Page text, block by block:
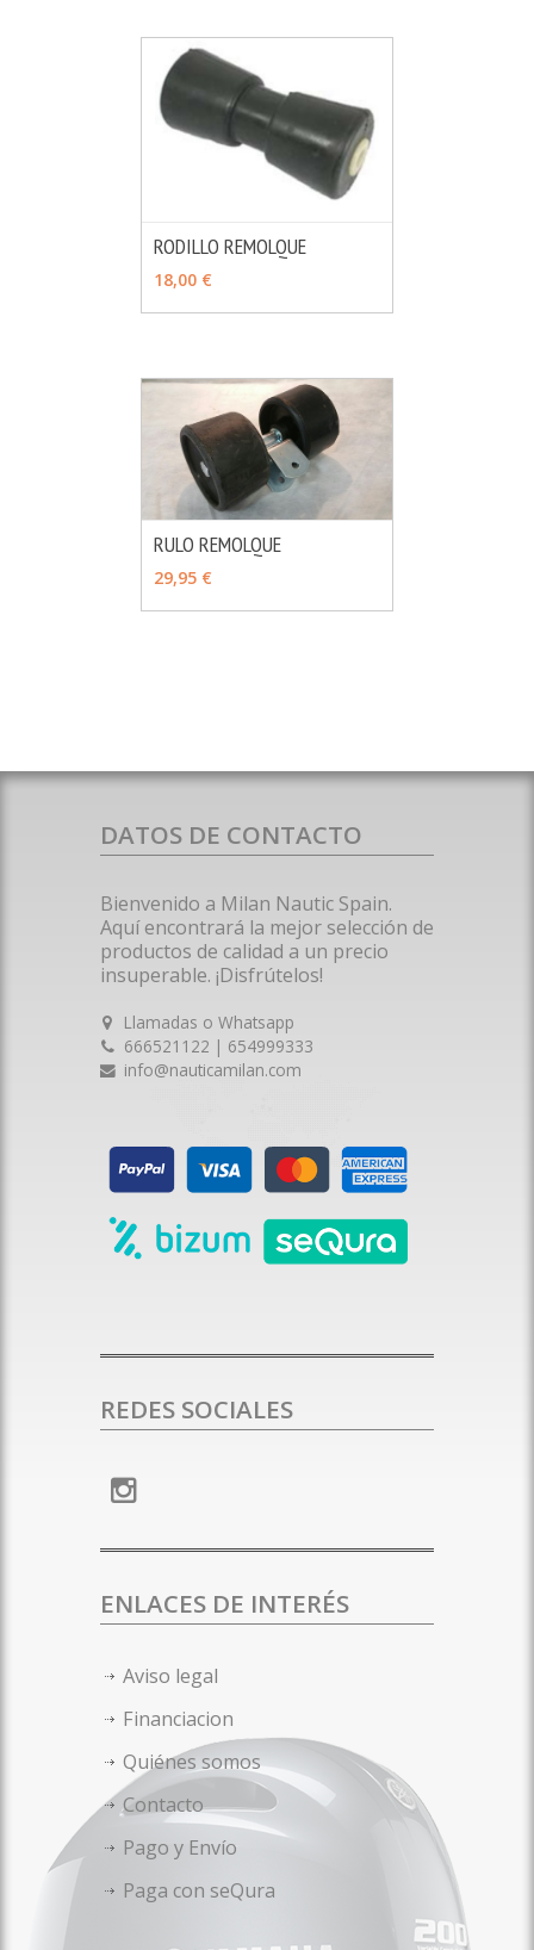
RODILLO REMOLQUE
18,00 €
RULO REMOLQUE
29,95 €
DATOS DE CONTACTO
Bienvenido a Milan Nautic Spain.
Aquí encontrará la mejor selección de
productos de calidad a un precio
insuperable. ¡Disfrútelos!
Llamadas o Whatsapp
666521122 | 654999333
info@nauticamilan.com
REDES SOCIALES
ENLACES DE INTERÉS
Aviso legal
Financiacion
Quiénes somos
Contacto
Pago y Envío
Paga con seQura